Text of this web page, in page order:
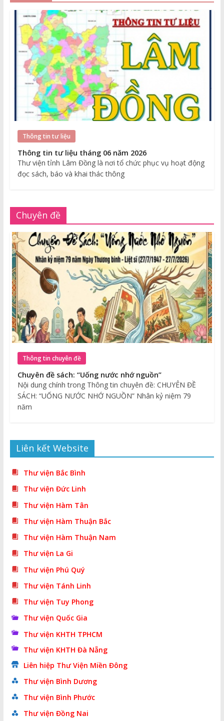
Thông tin tư liệu
Thông tin tư liệu tháng 06 năm 2026
Thư viện tỉnh Lâm Đồng là nơi tổ chức phục vụ hoạt động
đọc sách, báo và khai thác thông
Chuyên đề
Thông tin chuyên đề
Chuyên đề sách: “Uống nước nhớ nguồn”
Nội dung chính trong Thông tin chuyên đề: CHUYÊN ĐỀ
SÁCH: “UỐNG NƯỚC NHỚ NGUỒN” Nhân kỷ niệm 79
năm
Liên kết Website
Thư viện Bắc Bình
Thư viện Đức Linh
Thư viện Hàm Tân
Thư viện Hàm Thuận Bắc
Thư viện Hàm Thuận Nam
Thư viện La Gi
Thư viện Phú Quý
Thư viện Tánh Linh
Thư viện Tuy Phong
Thư viện Quốc Gia
Thư viện KHTH TPHCM
Thư viện KHTH Đà Nẵng
Liên hiệp Thư Viện Miền Đông
Thư viện Bình Dương
Thư viện Bình Phước
Thư viện Đồng Nai